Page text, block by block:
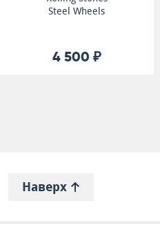
Steel Wheels
4 500 ₽
Наверх